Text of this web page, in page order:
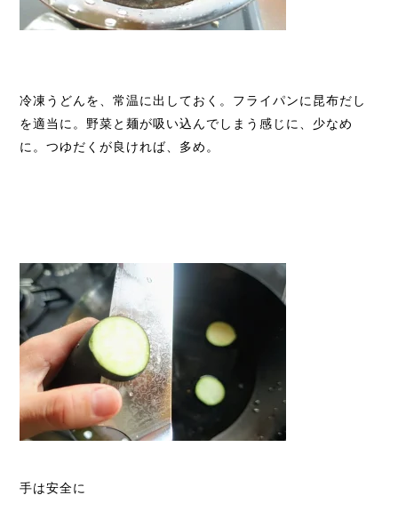
冷凍うどんを、常温に出しておく。フライパンに昆布だし
を適当に。野菜と麺が吸い込んでしまう感じに、少なめ
に。つゆだくが良ければ、多め。
手は安全に